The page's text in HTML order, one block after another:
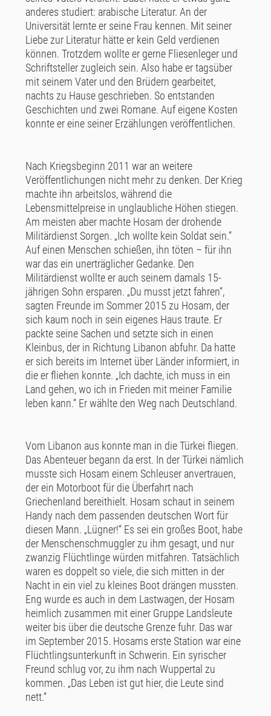
anderes studiert: arabische Literatur. An der
Universität lernte er seine Frau kennen. Mit seiner
Liebe zur Literatur hätte er kein Geld verdienen
können. Trotzdem wollte er gerne Fliesenleger und
Schriftsteller zugleich sein. Also habe er tagsüber
mit seinem Vater und den Brüdern gearbeitet,
nachts zu Hause geschrieben. So entstanden
Geschichten und zwei Romane. Auf eigene Kosten
konnte er eine seiner Erzählungen veröffentlichen.
Nach Kriegsbeginn 2011 war an weitere
Veröffentlichungen nicht mehr zu denken. Der Krieg
machte ihn arbeitslos, während die
Lebensmittelpreise in unglaubliche Höhen stiegen.
Am meisten aber machte Hosam der drohende
Militärdienst Sorgen. „Ich wollte kein Soldat sein.“
Auf einen Menschen schießen, ihn töten – für ihn
war das ein unerträglicher Gedanke. Den
Militärdienst wollte er auch seinem damals 15-
jährigen Sohn ersparen. „Du musst jetzt fahren“,
sagten Freunde im Sommer 2015 zu Hosam, der
sich kaum noch in sein eigenes Haus traute. Er
packte seine Sachen und setzte sich in einen
Kleinbus, der in Richtung Libanon abfuhr. Da hatte
er sich bereits im Internet über Länder informiert, in
die er fliehen konnte. „Ich dachte, ich muss in ein
Land gehen, wo ich in Frieden mit meiner Familie
leben kann.“ Er wählte den Weg nach Deutschland.
Vom Libanon aus konnte man in die Türkei fliegen.
Das Abenteuer begann da erst. In der Türkei nämlich
musste sich Hosam einem Schleuser anvertrauen,
der ein Motorboot für die Überfahrt nach
Griechenland bereithielt. Hosam schaut in seinem
Handy nach dem passenden deutschen Wort für
diesen Mann. „Lügner!“ Es sei ein großes Boot, habe
der Menschenschmuggler zu ihm gesagt, und nur
zwanzig Flüchtlinge würden mitfahren. Tatsächlich
waren es doppelt so viele, die sich mitten in der
Nacht in ein viel zu kleines Boot drängen mussten.
Eng wurde es auch in dem Lastwagen, der Hosam
heimlich zusammen mit einer Gruppe Landsleute
weiter bis über die deutsche Grenze fuhr. Das war
im September 2015. Hosams erste Station war eine
Flüchtlingsunterkunft in Schwerin. Ein syrischer
Freund schlug vor, zu ihm nach Wuppertal zu
kommen. „Das Leben ist gut hier, die Leute sind
nett.“